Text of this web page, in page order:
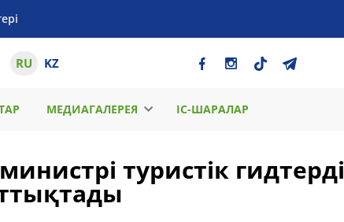
RU KZ
МЕДИАГАЛЕРЕЯ ІС-ШАРАЛАР
туристік гидтерді